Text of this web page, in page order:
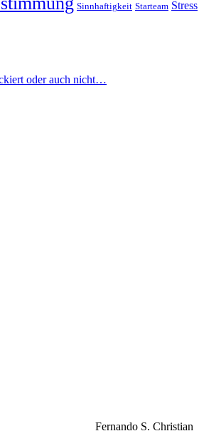
Sinnhaftigkeit Starteam Stress
oder auch nicht…
Fernando S. Christian